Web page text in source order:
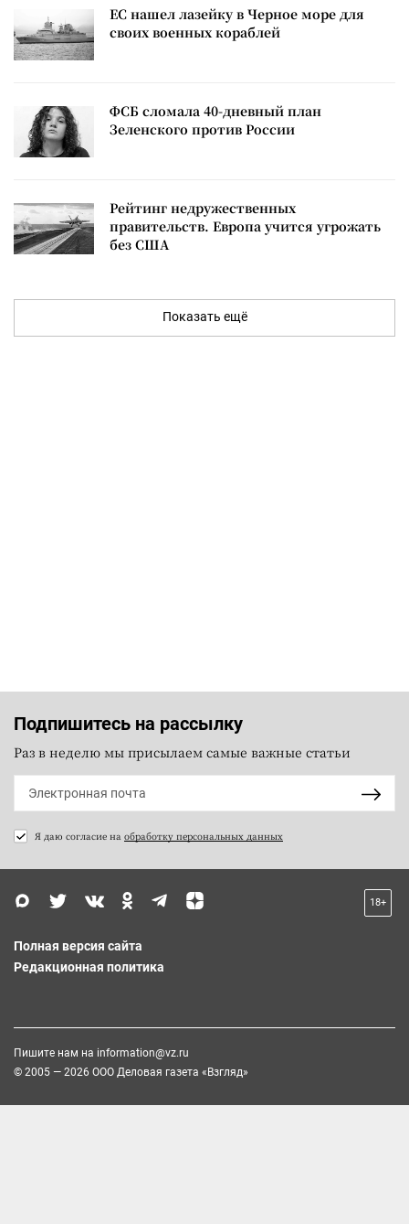
ЕС нашел лазейку в Черное море для
своих военных кораблей
ФСБ сломала 40-дневный план
Зеленского против России
Рейтинг недружественных
правительств. Европа учится угрожать
без США
Показать ещё
Подпишитесь на рассылку
Раз в неделю мы присылаем самые важные статьи
Я даю согласие на обработку персональных данных
18+
Полная версия сайта
Редакционная политика
Пишите нам на information@vz.ru
© 2005 — 2026 ООО Деловая газета «Взгляд»